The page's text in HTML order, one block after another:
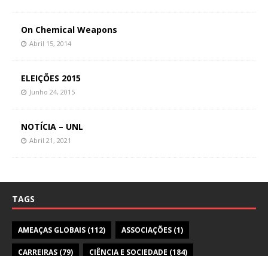
On Chemical Weapons
Abril 15, 2014
ELEIÇÕES 2015
Junho 24, 2015
NOTÍCIA – UNL
Abril 21, 2021
TAGS
AMEAÇAS GLOBAIS (112) ASSOCIAÇÕES (1)
CARREIRAS (79) CIÊNCIA E SOCIEDADE (184)